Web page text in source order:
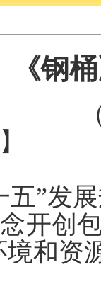
《钢
五”发
开创
和资